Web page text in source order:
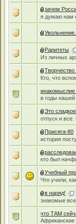
зачем
я думаю нам
Раритеты
Из личных
Творчество
Кто, что
в годы
Это
отпуск и
Присяга-80
история
кто был
Учебный
Что учили,
в наряд!
знакомые
что ТАМ